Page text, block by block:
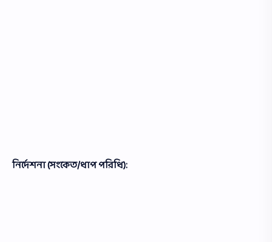
নির্দেশনা (সংকেত/ধাপ পরিধি):